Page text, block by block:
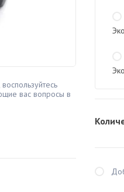
вас вопросы в